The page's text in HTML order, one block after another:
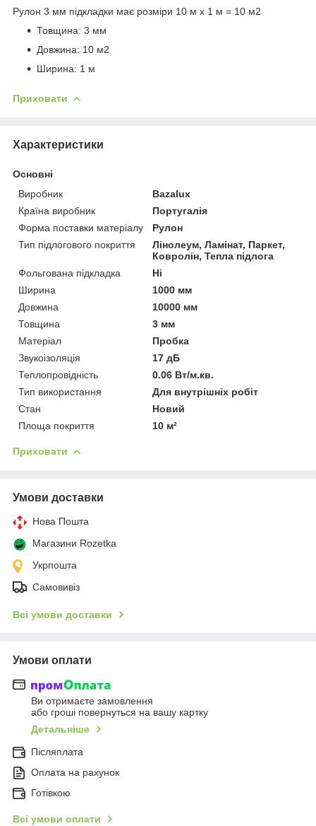
Рулон 3 мм підкладки має розміри 10 м х 1 м = 10 м2
Товщина: 3 мм
Довжина: 10 м2
Ширина: 1 м
Приховати
Характеристики
Основні
Виробник
Bazalux
Країна виробник
Португалія
Форма поставки матеріалу
Рулон
Тип підлогового покриття
Лінолеум, Ламінат, Паркет,
Ковролін, Тепла підлога
Фольгована підкладка
Ні
Ширина
1000 мм
Довжина
10000 мм
Товщина
3 мм
Матеріал
Пробка
Звукоізоляція
17 дБ
Теплопровідність
0.06 Вт/м.кв.
Тип використання
Для внутрішніх робіт
Стан
Новий
Площа покриття
10 м²
Приховати
Умови доставки
Нова Пошта
Магазини Rozetka
Укрпошта
Самовивіз
Всі умови доставки
Умови оплати
Ви отримаєте замовлення
або гроші повернуться на вашу картку
Детальніше
Післяплата
Оплата на рахунок
Готівкою
Всі умови оплати